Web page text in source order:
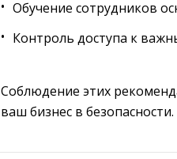
Обучение сотрудников
Контроль доступа к
Соблюдение этих
ваш бизнес в безопасности.